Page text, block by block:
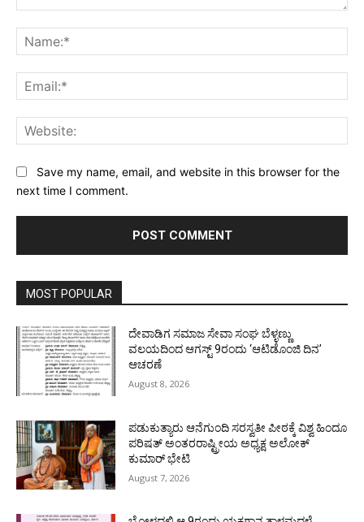
Save my name, email, and website in this browser for the
next time I comment.
MOST POPULAR
ದೇವಾಡಿಗ ಸಮಾಜ ಸೇವಾ ಸಂಘ ಬೆಳ್ಳಣ್ಣು
ವಲಯದಿಂದ ಆಗಸ್ಟ್ 9ರಂದು ‘ಆಟಿಡೊಂಜಿ ದಿನ’
ಆಚರಣೆ
August 8, 2026
ಪಡುಕುತ್ಯಾರು ಆನೆಗುಂದಿ ಸರಸ್ವತೀ ಪೀಠಕ್ಕೆ ವಿಶ್ವ ಹಿಂದೂ
ಪರಿಷತ್ ಅಂತರರಾಷ್ಟ್ರೀಯ ಅಧ್ಯಕ್ಷ ಅಲೋಕ್
ಕುಮಾರ್ ಭೇಟಿ
August 7, 2026